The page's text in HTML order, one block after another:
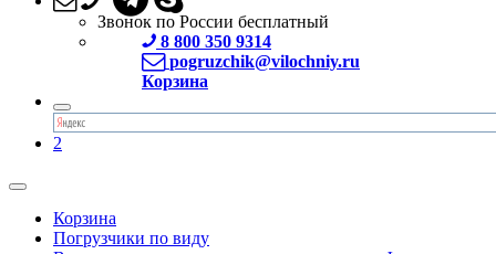
Звонок по России бесплатный
8 800 350 9314
pogruzchik@vilochniy.ru
Корзина
2
Корзина
Погрузчики по виду